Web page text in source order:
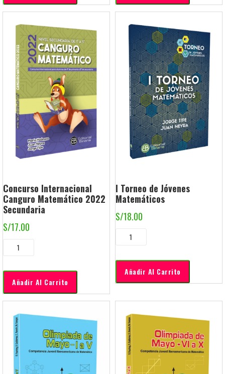
Concurso Internacional
Canguro Matemático 2022
Secundaria
S/17.00
Añadir Al Carrito
I Torneo de Jóvenes
Matemáticos
S/18.00
Añadir Al Carrito